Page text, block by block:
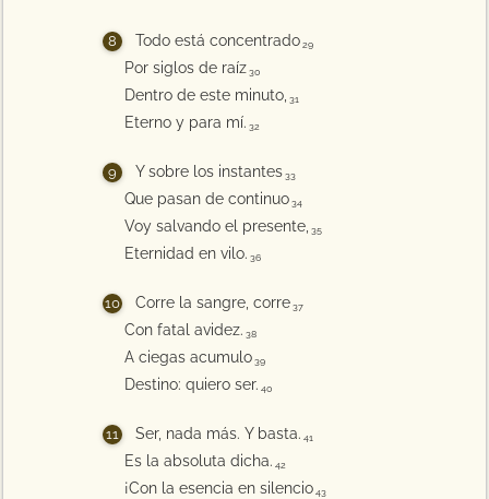
Todo está concentrado 29
Por siglos de raíz 30
Dentro de este minuto, 31
Eterno y para mí. 32
Y sobre los instantes 33
Que pasan de continuo 34
Voy salvando el presente, 35
Eternidad en vilo. 36
Corre la sangre, corre 37
Con fatal avidez. 38
A ciegas acumulo 39
Destino: quiero ser. 40
Ser, nada más. Y basta. 41
Es la absoluta dicha. 42
¡Con la esencia en silencio 43